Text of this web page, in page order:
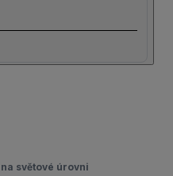
světové úrovni